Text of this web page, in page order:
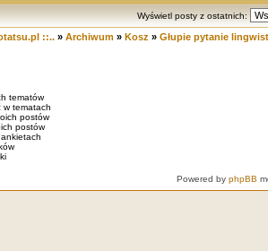
Wyświetl posty z ostatnich:
::..» Archiwum» Kosz » Głupie pytanie
tematów
tematach
postów
postów
Powered by phpBB